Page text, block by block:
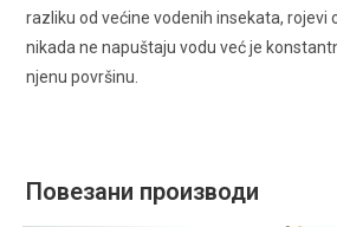
razliku od većine vodenih insekata, rojevi
nikada ne napuštaju vodu već je
njenu površinu.
Повезани производи